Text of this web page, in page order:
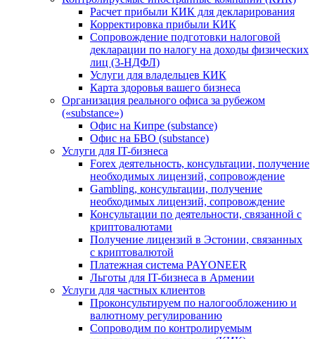
Расчет прибыли КИК для декларирования
Корректировка прибыли КИК
Сопровождение подготовки налоговой
декларации по налогу на доходы физических
лиц (3-НДФЛ)
Услуги для владельцев КИК
Карта здоровья вашего бизнеса
Организация реального офиса за рубежом
(«substance»)
Офис на Кипре (substance)
Офис на БВО (substance)
Услуги для IT-бизнеса
Forex деятельность, консультации, получение
необходимых лицензий, сопровождение
Gambling, консультации, получение
необходимых лицензий, сопровождение
Консультации по деятельности, связанной с
криптовалютами
Получение лицензий в Эстонии, связанных
с криптовалютой
Платежная система PAYONEER
Льготы для IT-бизнеса в Армении
Услуги для частных клиентов
Проконсультируем по налогообложению и
валютному регулированию
Сопроводим по контролируемым